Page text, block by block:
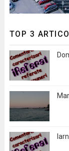
TOP 3